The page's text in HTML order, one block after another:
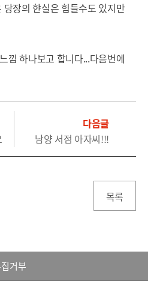
장의 햔실은 힘들수도 있지만
낌 하나보고 합니다...다음번에
다음글
남양 서점 아자씨!!!
목록
거부